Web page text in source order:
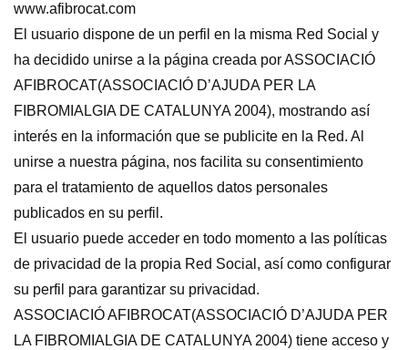
www.afibrocat.com
El usuario dispone de un perfil en la misma Red Social y
ha decidido unirse a la página creada por ASSOCIACIÓ
AFIBROCAT(ASSOCIACIÓ D’AJUDA PER LA
FIBROMIALGIA DE CATALUNYA 2004), mostrando así
interés en la información que se publicite en la Red. Al
unirse a nuestra página, nos facilita su consentimiento
para el tratamiento de aquellos datos personales
publicados en su perfil.
El usuario puede acceder en todo momento a las políticas
de privacidad de la propia Red Social, así como configurar
su perfil para garantizar su privacidad.
ASSOCIACIÓ AFIBROCAT(ASSOCIACIÓ D’AJUDA PER
LA FIBROMIALGIA DE CATALUNYA 2004) tiene acceso y